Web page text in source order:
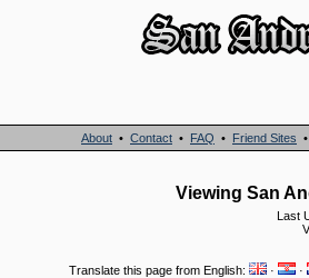
About • Contact • FAQ • Friend Sites
Viewing San
Last
Translate this page from English: · ·